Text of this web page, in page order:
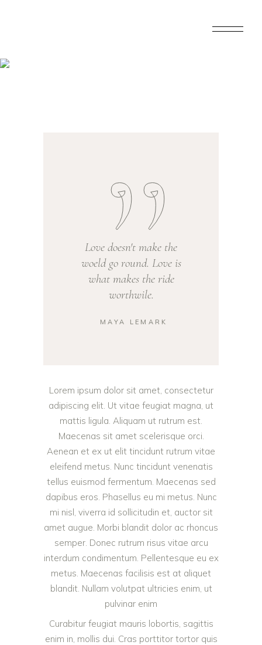
Love doesn't make the
woeld go round. Love is
what makes the ride
worthwile.
MAYA LEMARK
Lorem ipsum dolor sit amet, consectetur
adipiscing elit. Ut vitae feugiat magna, ut
mattis ligula. Aliquam ut rutrum est.
Maecenas sit amet scelerisque orci.
Aenean et ex ut elit tincidunt rutrum vitae
eleifend metus. Nunc tincidunt venenatis
tellus euismod fermentum. Maecenas sed
dapibus eros. Phasellus eu mi metus. Nunc
mi nisl, viverra id sollicitudin et, auctor sit
amet augue. Morbi blandit dolor ac rhoncus
semper. Donec rutrum risus vitae arcu
interdum condimentum. Pellentesque eu ex
metus. Maecenas facilisis est at aliquet
blandit. Nullam volutpat ultricies enim, ut
pulvinar enim
Curabitur feugiat mauris lobortis, sagittis
enim in, mollis dui. Cras porttitor tortor quis